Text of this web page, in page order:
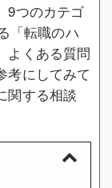
9つのカテゴ
「転職のハ
よくある質問
考にしてみて
関する相談